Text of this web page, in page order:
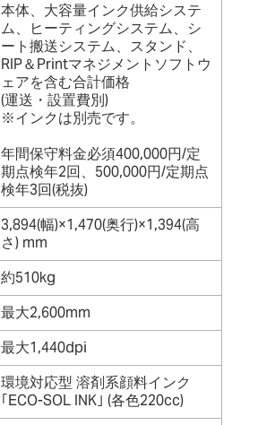
本体、大容量インク供給システ
ム、ヒーティングシステム、シ
ート搬送システム、スタンド、
RIP＆Printマネジメントソフトウ
ェアを含む合計価格
(運送・設置費別)
※インクは別売です。
年間保守料金必須400,000円/定
期点検年2回、500,000円/定期点
検年3回(税抜)
3,894(幅)×1,470(奥行)×1,394(高
さ) mm
約510kg
最大2,600mm
最大1,440dpi
環境対応型 溶剤系顔料インク
｢ECO-SOL INK｣ (各色220cc)